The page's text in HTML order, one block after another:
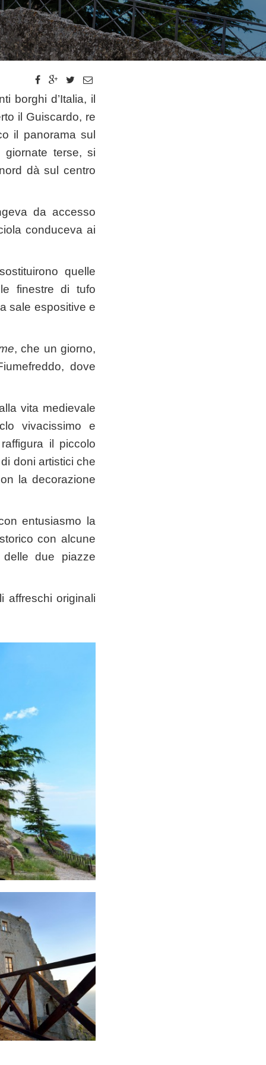
borghi d’Italia, il
il Guiscardo, re
il panorama sul
terse, si
dà sul centro
da accesso
conduceva ai
quelle
finestre di tufo
sale espositive e
, che un giorno,
dove
vita medievale
vivacissimo e
il piccolo
doni artistici che
la decorazione
entusiasmo la
con alcune
due piazze
affreschi originali